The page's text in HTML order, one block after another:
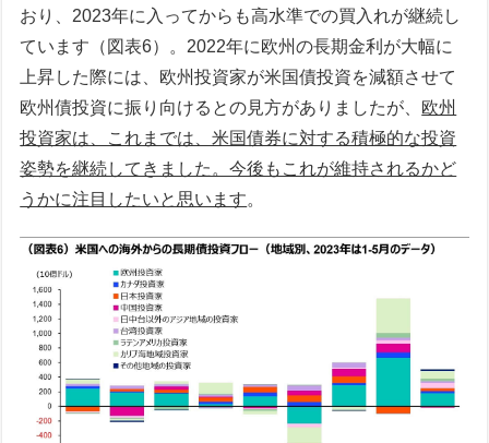
おり、2023年に入ってからも高水準での買入れが継続し
ています（図表6）。2022年に欧州の長期金利が大幅に
上昇した際には、欧州投資家が米国債投資を減額させて
欧州債投資に振り向けるとの見方がありましたが、 欧州
投資家は、これまでは、米国債券に対する積極的な投資
姿勢を継続してきました。今後もこれが維持されるかど
うかに注目したいと思います。